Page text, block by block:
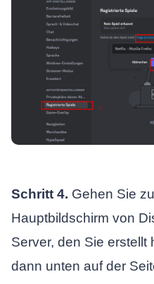
Schritt 4. Gehen Sie
Hauptbildschirm von
Server, den Sie erstellt
dann unten auf der